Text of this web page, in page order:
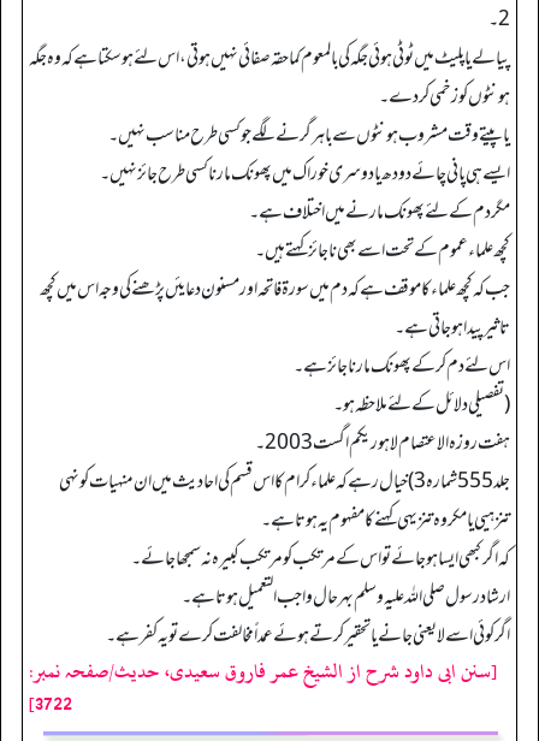
2۔
پیالے یا پلیٹ میں ٹوٹی ہوئی جگہ کی بالمعوم کما حقہ صفائی نہیں ہوتی، اس لئے ہوسکتا ہے کہ وہ جگہ
ہونٹوں کو زخمی کردے۔
یا پیتے وقت مشروب ہونٹوں سے باہر گرنے لگے جو کسی طرح مناسب نہیں۔
ایسے ہی پانی چائے دودھ یا دوسری خوراک میں پھونک مارنا کسی طرح جائز نہیں۔
مگر دم کےلئے پھونک مارنے میں اختلاف ہے۔
کچھ علماء عموم کے تحت اسے بھی ناجائز کہتے ہیں۔
جب کہ کچھ علماء کا موقف ہے کہ دم میں سورۃ فاتحہ اور مسنون دعایئں پڑھنے کی وجہ اس میں کچھ
تاثیر پیدا ہوجاتی ہے۔
اس لئے دم کرکے پھونک مارنا جائز ہے۔
(تفصیلی دلائل کےلئے ملاحظہ ہو۔
ہفت روزہ الاعتصام لاہور یکم اگست 2003۔
جلد 555 شمارہ 3) خیال رہے کہ علماء کرام کا اس قسم کی احادیث میں ان منہیات کو نہی
تنزہیی یا مکروہ تنزیہی کہنے کا مفہوم یہ ہوتا ہے۔
کہ اگر کبھی ایسا ہوجائے تو اس کے مرتکب کو مرتکب کبیرہ نہ سمجھا جائے۔
ارشادرسول صلی اللہ علیہ وسلم بہرحال واجب التعمیل ہوتا ہے۔
اگر کوئی اسے لایعنی جانے یا تحقیر کرتے ہوئے عمداً مخالفت کرے تو یہ کفر ہے۔
[سنن ابی داود شرح از الشیخ عمر فاروق سعیدی، حدیث/صفحہ نمبر:
3722]